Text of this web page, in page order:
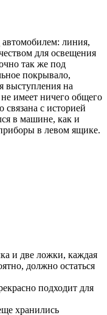
линия,
для освещения
так же под
покрывало,
выступления на
имеет ничего общего
с историей
в машине, как и
в левом ящике.
и две ложки, каждая
должно остаться
подходит для
хранились